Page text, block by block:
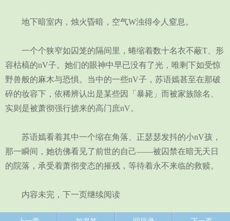
地下暗室内，烛火昏暗，空气W浊得令人窒息。
一个个狭窄如囚笼的隔间里，蜷缩着数十名衣不蔽T、形
容枯槁的nV子。她们的眼神中早已没有了光，唯剩下如受惊
野兽般的麻木与恐惧。当中的一些nV子，苏语嫣甚至在那破
碎的妆容下，依稀辨认出是某些因「暴毙」而被家族除名、
实则是被萧彻强行掳来的高门庶nV。
苏语嫣看着其中一个缩在角落、正瑟瑟发抖的小nV孩，
那一瞬间，她彷佛看见了前世的自己——被囚禁在暗无天日
的院落，承受着萧彻变态的摧残，等待着永不来临的救赎。
内容未完，下一页继续阅读